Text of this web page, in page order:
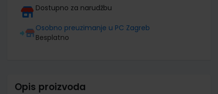
Dostupno za narudžbu
Osobno preuzimanje u PC Zagreb
Besplatno
Opis proizvoda